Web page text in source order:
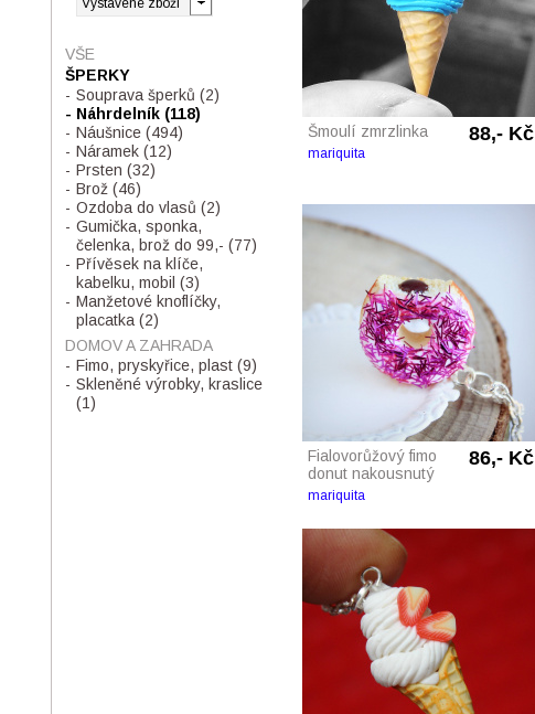
Šmoulí zmrzlinka 88,- Kč
mariquita
Fialovorůžový fimo
donut nakousnutý
86,- Kč
mariquita
VŠE
ŠPERKY
Souprava šperků (2)
Náhrdelník (118)
Náušnice (494)
Náramek (12)
Prsten (32)
Brož (46)
Ozdoba do vlasů (2)
Gumička, sponka,
čelenka, brož do 99,- (77)
Přívěsek na klíče,
kabelku, mobil (3)
Manžetové knoflíčky,
placatka (2)
DOMOV A ZAHRADA
Fimo, pryskyřice, plast (9)
Skleněné výrobky, kraslice
(1)